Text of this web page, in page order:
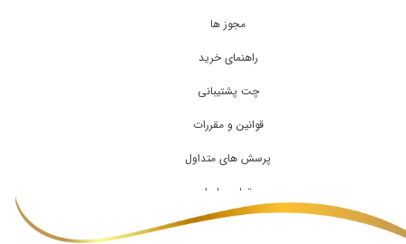
مجوز ها
راهنمای خرید
چت پشتیبانی
قوانین و مقررات
پرسش های متداول
تماس با ما